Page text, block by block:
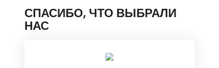
СПАСИБО, ЧТО ВЫБРАЛИ
НАС